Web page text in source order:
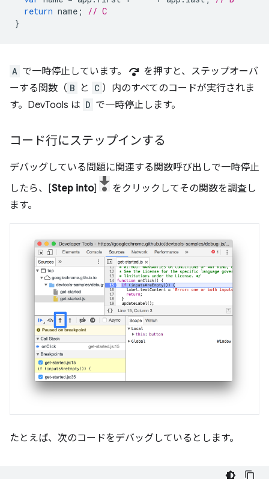
return name ;
// C
}
A で一時停止しています。 step_over を押すと、ステップオーバ
ーする関数（ B と C ）内のすべてのコードが実行されま
す。DevTools は D で一時停止します。
コード行にステップインする
デバッグしている問題に関連する関数呼び出しで一時停止
したら、[Step into]
をクリックしてその関数を調査し
ます。
たとえば、次のコードをデバッグしているとします。